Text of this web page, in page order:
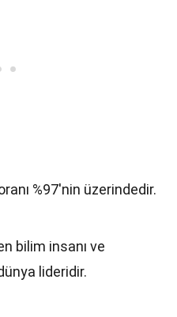
%97'nin üzerindedir.
bilim insanı ve
lideridir.